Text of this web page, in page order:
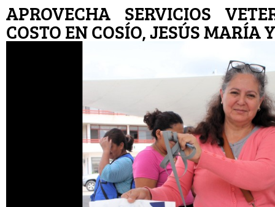
APROVECHA SERVICIOS
COSTO EN COSÍO, JESÚS MARÍA